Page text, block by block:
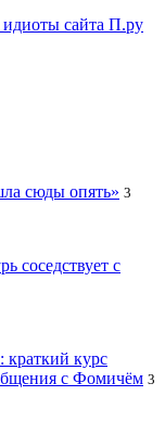
сайта П.ру
сюды опять» 3
соседствует с
краткий курс
с Фомичём 3